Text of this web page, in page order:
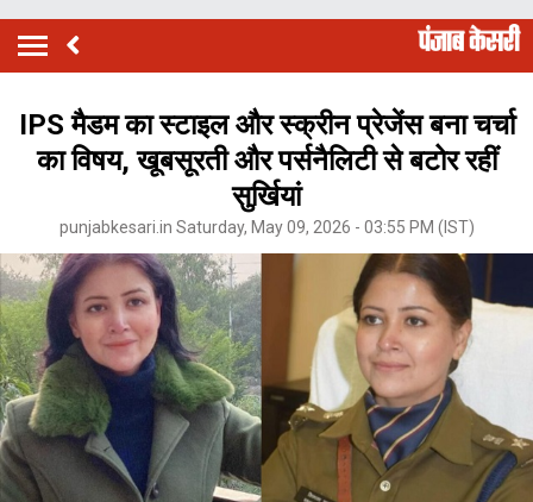
IPS मैडम का स्टाइल और स्क्रीन प्रेजेंस बना चर्चा
का विषय, खूबसूरती और पर्सनैलिटी से बटोर रहीं
सुर्खियां
punjabkesari.in Saturday, May 09, 2026 - 03:55 PM (IST)